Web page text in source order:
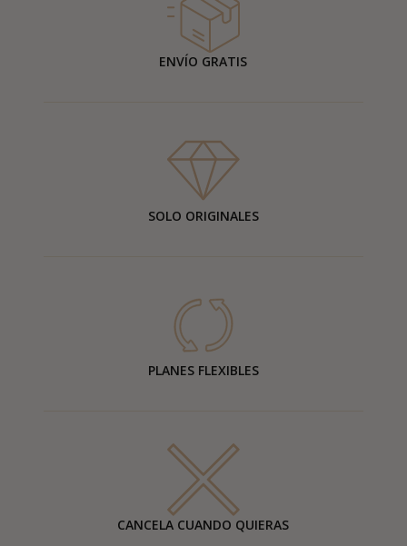
ENVÍO GRATIS
SOLO ORIGINALES
PLANES FLEXIBLES
CANCELA CUANDO QUIERAS